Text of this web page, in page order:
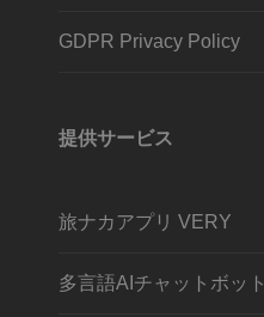
GDPR Privacy Policy
提供サービス
旅ナカアプリ VERY
多言語AIチャットボット